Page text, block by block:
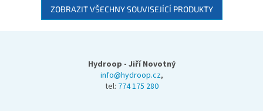
ZOBRAZIT VŠECHNY SOUVISEJÍCÍ PRODUKTY
Hydroop - Jiří Novotný
info@hydroop.cz,
tel: 774 175 280